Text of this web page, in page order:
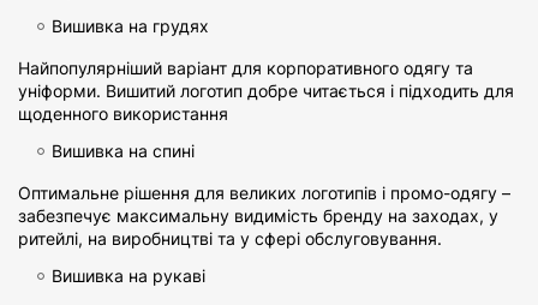
Вишивка на грудях
Найпопулярніший варіант для корпоративного одягу та
уніформи. Вишитий логотип добре читається і підходить для
щоденного використання
Вишивка на спині
Оптимальне рішення для великих логотипів і промо-одягу –
забезпечує максимальну видимість бренду на заходах, у
ритейлі, на виробництві та у сфері обслуговування.
Вишивка на рукаві